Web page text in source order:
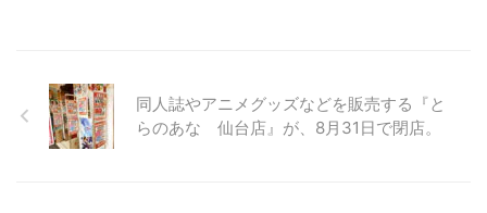
同人誌やアニメグッズなどを販売する『と
らのあな 仙台店』が、8月31日で閉店。